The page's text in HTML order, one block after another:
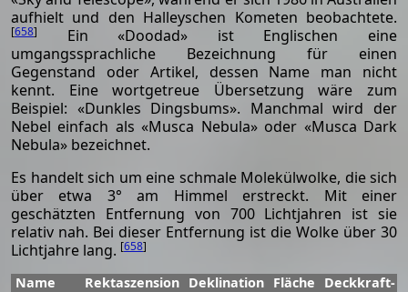
aufhielt und den Halleyschen Kometen beobachtete.
[658]
Ein «Doodad» ist Englischen eine
umgangssprachliche Bezeichnung für einen
Gegenstand oder Artikel, dessen Name man nicht
kennt. Eine wortgetreue Übersetzung wäre zum
Beispiel: «Dunkles Dingsbums». Manchmal wird der
Nebel einfach als «Musca Nebula» oder «Musca Dark
Nebula» bezeichnet.
Es handelt sich um eine schmale Molekülwolke, die sich
über etwa 3° am Himmel erstreckt. Mit einer
geschätzten Entfernung von 700 Lichtjahren ist sie
relativ nah. Bei dieser Entfernung ist die Wolke über 30
Lichtjahre lang. [658]
Name
Rektaszension Deklination Fläche
Deckkraft-